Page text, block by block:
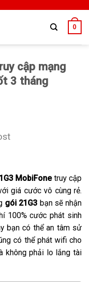
0
cập mạng
3 tháng
MobiFonetruy cập
giá cước vô cùng rẻ.
gói 21G3 bạn sẽ nhận
100% cước phát sinh
bạn có thể an tâm sử
có thể phát wifi cho
không phải lo lắng tài